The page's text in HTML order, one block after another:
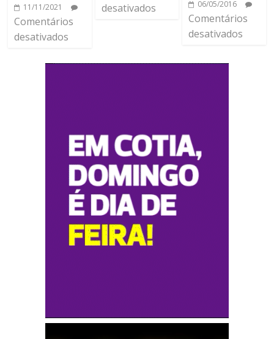
11/11/2021
Comentários
desativados
desativados 06/05/2016
Comentários
desativados